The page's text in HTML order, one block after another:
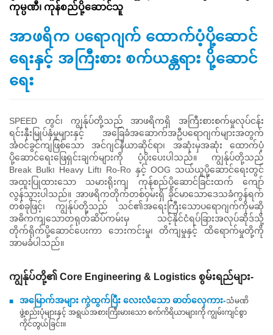
ကုမ္ပဏီ၊ ကုန်စည်ပို့ဆောင်သူ
အာဖရိက ပရောဂျက် ထောက်ပံ့ပို့ဆောင်
ရေးနှင့် အကြီးစား စက်ယန္တရား ပို့ဆောင်
ရေး
SPEED တွင်၊ ကျွန်ုပ်တို့သည် အာဖရိကရှိ အကြီးစားစက်မှုလုပ်ငန်း
ရင်းနှီးမြုပ်နှံမှုများနှင့် အခြေခံအဆောက်အဦပရောဂျက်များအတွက်
အံဝင်ခွင်ကျဖြစ်သော အင်ဂျင်နီယာဆိုင်ရာ၊ အဆုံးမှအဆုံး ထောက်ပံ့
ပို့ဆောင်ရေးဖြေရှင်းချက်များကို ပံ့ပိုးပေးပါသည်။ ကျွန်ုပ်တို့သည်
Break Bulk၊ Heavy Lift၊ Ro-Ro နှင့် OOG သယ်ယူပို့ဆောင်ရေးတွင်
အထူးပြုထားသော သမားရိုးကျ ကုန်စည်ပို့ဆောင်ခြင်းထက် ကျော်
လွန်သွားပါသည်။ အာဖရိကတိုက်တစ်ဝှမ်းရှိ ခိုင်မာသောဒေသခံကွန်ရက်
တစ်ခုဖြင့်၊ ကျွန်ုပ်တို့သည် သင်၏အရေးကြီးသောပရောဂျက်ကိုမဆို
အဓိကကျသောတရုတ်ဆိပ်ကမ်းမှ သင့်နိုင်ငံရပ်ခြားအလုပ်ဆိုဒ်သို့
တိုက်ရိုက်ပို့ဆောင်ပေးကာ ဘေးကင်းမှု၊ တိကျမှုနှင့် ထိရောက်မှုတို့ကို
အာမခံပါသည်။
ကျွန်ုပ်တို့၏ Core Engineering & Logistics စွမ်းရည်များ-
■ အမြောက်အများ ကွဲထွက်ပြီး လေးလံသော ဓာတ်လှေကား-သံမဏိ
ဖွဲ့စည်းပုံများနှင့် အရွယ်အစားကြီးမားသော စက်ကိရိယာများကို ကျွမ်းကျင်စွာ
ကိုင်တွယ်ခြင်း။